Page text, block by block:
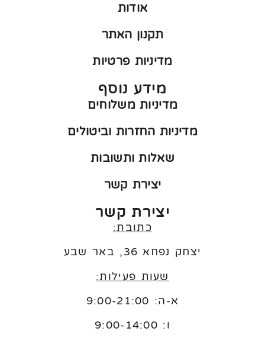
אודות
תקנון האתר
מדיניות פרטיות
מידע נוסף
מדיניות משלוחים
מדיניות החזרות וביטולים
שאלות ותשובות
יצירת קשר
יצירת קשר
כתובת:
יצחק נפחא 36, באר שבע
שעות פעילות:
א-ה: 9:00-21:00
ו: 9:00-14:00